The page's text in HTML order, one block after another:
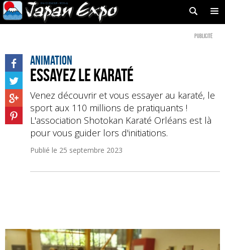
Publicité
Animation
Essayez le karaté
Venez découvrir et vous essayer au karaté, le
sport aux 110 millions de pratiquants !
L'association Shotokan Karaté Orléans est là
pour vous guider lors d'initiations.
Publié le 25 septembre 2023